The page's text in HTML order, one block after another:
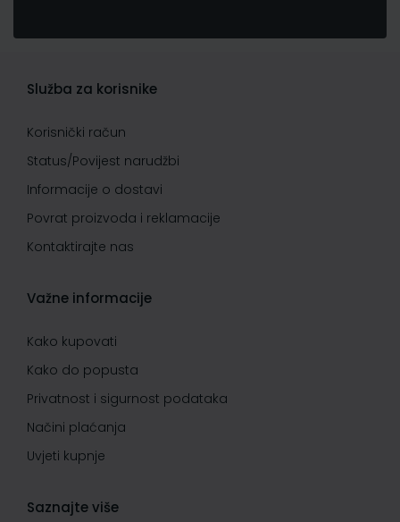
Služba za korisnike
Korisnički račun
Status/Povijest narudžbi
Informacije o dostavi
Povrat proizvoda i reklamacije
Kontaktirajte nas
Važne informacije
Kako kupovati
Kako do popusta
Privatnost i sigurnost podataka
Načini plaćanja
Uvjeti kupnje
Saznajte više